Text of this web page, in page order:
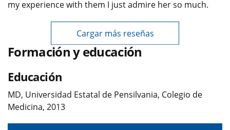
my experience with them I just admire her so much.
Cargar más reseñas
Formación y educación
Educación
MD, Universidad Estatal de Pensilvania, Colegio de
Medicina, 2013